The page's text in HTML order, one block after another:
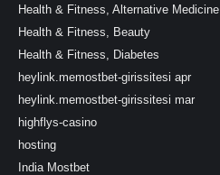
Health & Fitness, Alternative Medicine
Health & Fitness, Beauty
Health & Fitness, Diabetes
heylink.memostbet-girissitesi apr
heylink.memostbet-girissitesi mar
highflys-casino
hosting
India Mostbet